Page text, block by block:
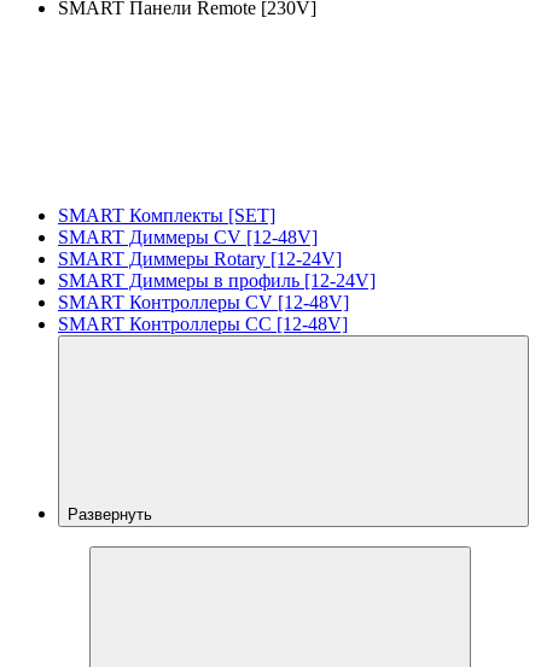
SMART Панели Remote [230V]
SMART Комплекты [SET]
SMART Диммеры CV [12-48V]
SMART Диммеры Rotary [12-24V]
SMART Диммеры в профиль [12-24V]
SMART Контроллеры CV [12-48V]
SMART Контроллеры CC [12-48V]
Развернуть